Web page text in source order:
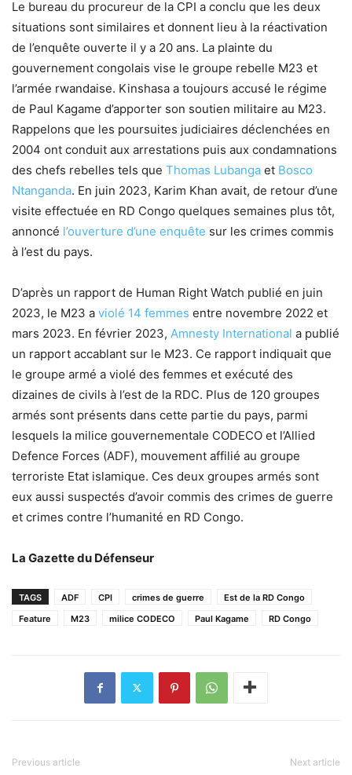
Le bureau du procureur de la CPI a conclu que les deux
situations sont similaires et donnent lieu à la réactivation
de l’enquête ouverte il y a 20 ans. La plainte du
gouvernement congolais vise le groupe rebelle M23 et
l’armée rwandaise. Kinshasa a toujours accusé le régime
de Paul Kagame d’apporter son soutien militaire au M23.
Rappelons que les poursuites judiciaires déclenchées en
2004 ont conduit aux arrestations puis aux condamnations
des chefs rebelles tels que Thomas Lubanga et Bosco
Ntanganda. En juin 2023, Karim Khan avait, de retour d’une
visite effectuée en RD Congo quelques semaines plus tôt,
annoncé l’ouverture d’une enquête sur les crimes commis
à l’est du pays.
D’après un rapport de Human Right Watch publié en juin
2023, le M23 a violé 14 femmes entre novembre 2022 et
mars 2023. En février 2023, Amnesty International a publié
un rapport accablant sur le M23. Ce rapport indiquait que
le groupe armé a violé des femmes et exécuté des
dizaines de civils à l’est de la RDC. Plus de 120 groupes
armés sont présents dans cette partie du pays, parmi
lesquels la milice gouvernementale CODECO et l’Allied
Defence Forces (ADF), mouvement affilié au groupe
terroriste Etat islamique. Ces deux groupes armés sont
eux aussi suspectés d’avoir commis des crimes de guerre
et crimes contre l’humanité en RD Congo.
La Gazette du Défenseur
TAGS ADF CPI crimes de guerre
Est de la RD Congo
Feature
M23 milice CODECO Paul Kagame RD Congo
Previous article Next article